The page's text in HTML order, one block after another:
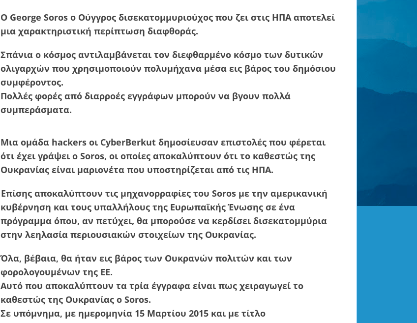
Ο George Soros ο Ούγγρος δισεκατομμυριούχος που ζει στις ΗΠΑ αποτελεί
μια χαρακτηριστική περίπτωση διαφθοράς.
Σπάνια ο κόσμος αντιλαμβάνεται τον διεφθαρμένο κόσμο των δυτικών
ολιγαρχών που χρησιμοποιούν πολυμήχανα μέσα εις βάρος του δημόσιου
συμφέροντος.
Πολλές φορές από διαρροές εγγράφων μπορούν να βγουν πολλά
συμπεράσματα.
Μια ομάδα hackers οι CyberBerkut δημοσίευσαν επιστολές που φέρεται
ότι έχει γράψει ο Soros, οι οποίες αποκαλύπτουν ότι το καθεστώς της
Ουκρανίας είναι μαριονέτα που υποστηρίζεται από τις ΗΠΑ.
Επίσης αποκαλύπτουν τις μηχανορραφίες του Soros με την αμερικανική
κυβέρνηση και τους υπαλλήλους της Ευρωπαϊκής Ένωσης σε ένα
πρόγραμμα όπου, αν πετύχει, θα μπορούσε να κερδίσει δισεκατομμύρια
στην λεηλασία περιουσιακών στοιχείων της Ουκρανίας.
Όλα, βέβαια, θα ήταν εις βάρος των Ουκρανών πολιτών και των
φορολογουμένων της ΕΕ.
Αυτό που αποκαλύπτουν τα τρία έγγραφα είναι πως χειραγωγεί το
καθεστώς της Ουκρανίας ο Soros.
Σε υπόμνημα, με ημερομηνία 15 Μαρτίου 2015 και με τίτλο